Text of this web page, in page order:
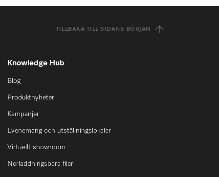
TILLBAKA TILL SIDANS BÖRJAN
Knowledge Hub
Blog
Produktnyheter
Kampanjer
Evenemang och utställningslokaler
Virtuellt showroom
Nerladdningsbara filer